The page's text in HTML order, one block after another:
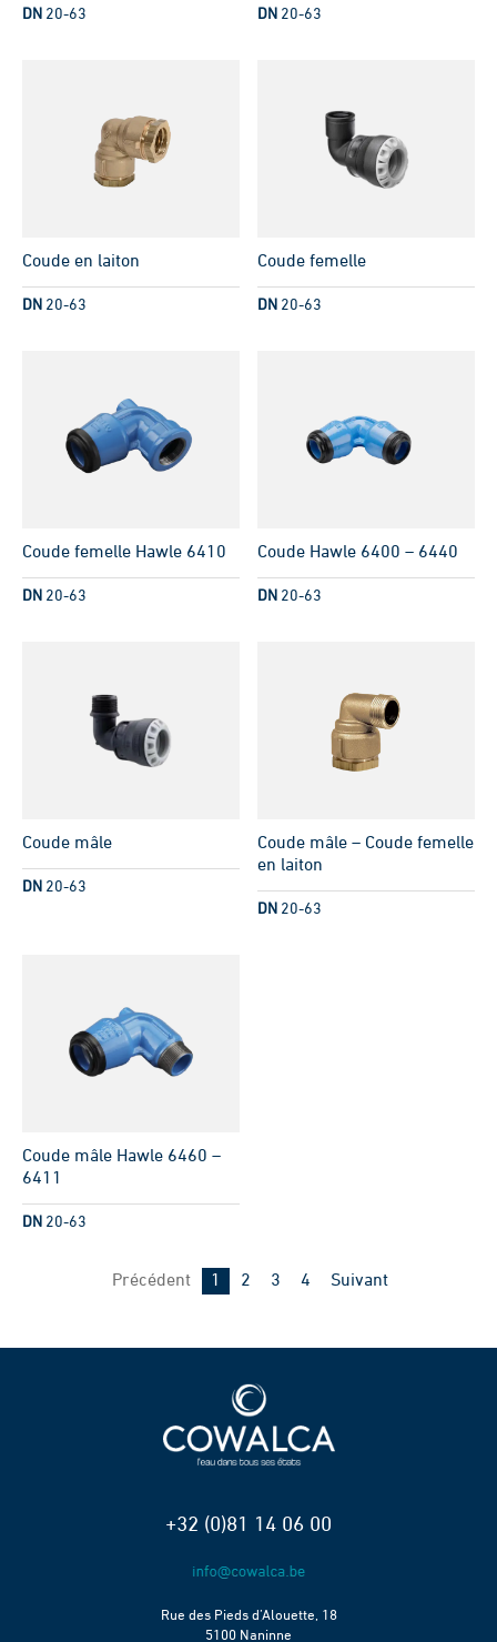
DN 20-63 DN 20-63
Coude en laiton
DN 20-63
Coude femelle
DN 20-63
Coude femelle Hawle 6410
DN 20-63
Coude Hawle 6400 – 6440
DN 20-63
Coude mâle
DN 20-63
Coude mâle – Coude femelle
en laiton
DN 20-63
Coude mâle Hawle 6460 –
6411
DN 20-63
Précédent Page
1 Page
2 Page
3 Page
4 Suivant
+32 (0)81 14 06 00
Rue des Pieds d’Alouette, 18
5100 Naninne